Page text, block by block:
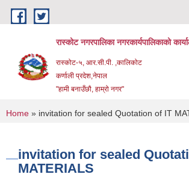
Skip to main content
रास्कोट नगरपालिका नगरकार्यपालिकाको
रास्कोट-५, आर.सी.पी. ,कालिकोट
कर्णाली प्रदेश,नेपाल
"हामी बनाउँछौ, हाम्रो नगर"
You are here
Home » invitation for sealed Quotation of IT
invitation for sealed
MATERIALS